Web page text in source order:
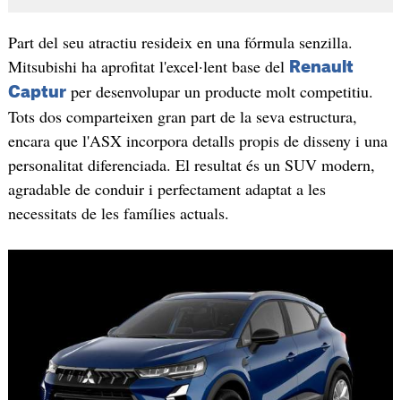
Part del seu atractiu resideix en una fórmula senzilla.
Mitsubishi ha aprofitat l'excel·lent base del Renault
Capturper desenvolupar un producte molt competitiu.
Tots dos comparteixen gran part de la seva estructura,
encara que l'ASX incorpora detalls propis de disseny i una
personalitat diferenciada. El resultat és un SUV modern,
agradable de conduir i perfectament adaptat a les
necessitats de les famílies actuals.